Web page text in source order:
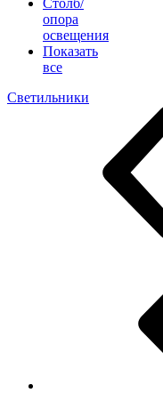
Столб/
опора
освещения
Показать
все
Светильники